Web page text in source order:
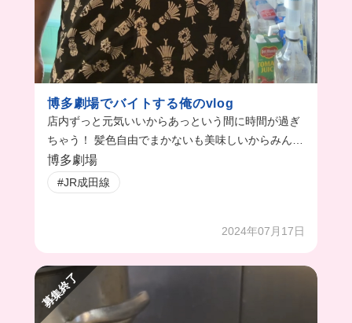
博多劇場でバイトする俺のvlog
店内ずっと元気いいからあっという間に時間が過ぎ
ちゃう！ 髪色自由でまかないも美味しいからみんな
も一緒に働こう！
博多劇場
#JR成田線
2024年07月17日
募集終了